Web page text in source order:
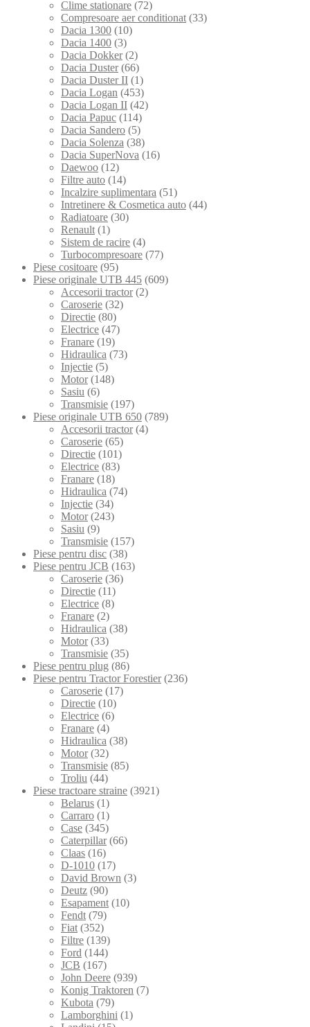
Clime stationare (72)
Compresoare aer conditionat (33)
Dacia 1300 (10)
Dacia 1400 (3)
Dacia Dokker (2)
Dacia Duster (66)
Dacia Duster II (1)
Dacia Logan (453)
Dacia Logan II (42)
Dacia Papuc (114)
Dacia Sandero (5)
Dacia Solenza (38)
Dacia SuperNova (16)
Daewoo (12)
Filtre auto (14)
Incalzire suplimentara (51)
Intretinere & Cosmetica auto (44)
Radiatoare (30)
Renault (1)
Sistem de racire (4)
Turbocompresoare (77)
Piese cositoare (95)
Piese originale UTB 445 (609)
Accesorii tractor (2)
Caroserie (32)
Directie (80)
Electrice (47)
Franare (19)
Hidraulica (73)
Injectie (5)
Motor (148)
Sasiu (6)
Transmisie (197)
Piese originale UTB 650 (789)
Accesorii tractor (4)
Caroserie (65)
Directie (101)
Electrice (83)
Franare (18)
Hidraulica (74)
Injectie (34)
Motor (243)
Sasiu (9)
Transmisie (157)
Piese pentru disc (38)
Piese pentru JCB (163)
Caroserie (36)
Directie (11)
Electrice (8)
Franare (2)
Hidraulica (38)
Motor (33)
Transmisie (35)
Piese pentru plug (86)
Piese pentru Tractor Forestier (236)
Caroserie (17)
Directie (10)
Electrice (6)
Franare (4)
Hidraulica (38)
Motor (32)
Transmisie (85)
Troliu (44)
Piese tractoare straine (3921)
Belarus (1)
Carraro (1)
Case (345)
Caterpillar (66)
Claas (16)
D-1010 (17)
David Brown (3)
Deutz (90)
Esapament (10)
Fendt (79)
Fiat (352)
Filtre (139)
Ford (144)
JCB (167)
John Deere (939)
Konig Traktoren (7)
Kubota (79)
Lamborghini (1)